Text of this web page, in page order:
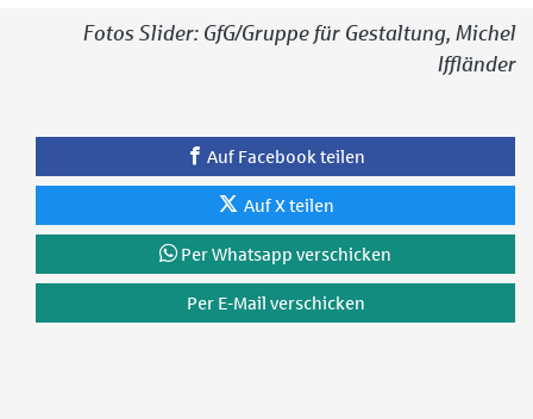
Fotos Slider: GfG/Gruppe für Gestaltung, Michel
Iffländer
Auf Facebook teilen
Auf X teilen
Per Whatsapp verschicken
Per E-Mail verschicken